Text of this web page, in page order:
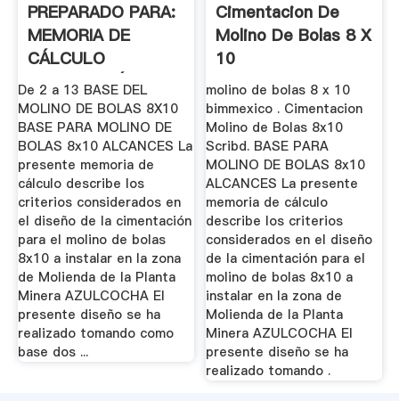
PREPARADO PARA:
MEMORIA DE
CÁLCULO
CIMENTACIÓN .
De 2 a 13 BASE DEL
MOLINO DE BOLAS 8X10
BASE PARA MOLINO DE
BOLAS 8x10 ALCANCES La
presente memoria de
cálculo describe los
criterios considerados en
el diseño de la cimentación
para el molino de bolas
8x10 a instalar en la zona
de Molienda de la Planta
Minera AZULCOCHA El
presente diseño se ha
realizado tomando como
base dos ...
Cimentacion De
Molino De Bolas 8 X
10
molino de bolas 8 x 10
bimmexico . Cimentacion
Molino de Bolas 8x10
Scribd. BASE PARA
MOLINO DE BOLAS 8x10
ALCANCES La presente
memoria de cálculo
describe los criterios
considerados en el diseño
de la cimentación para el
molino de bolas 8x10 a
instalar en la zona de
Molienda de la Planta
Minera AZULCOCHA El
presente diseño se ha
realizado tomando .